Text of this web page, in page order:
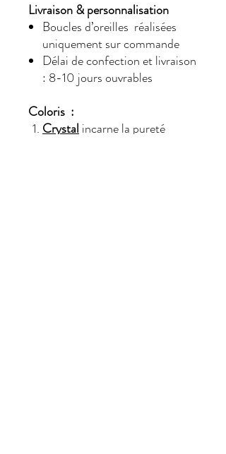
Livraison & personnalisation
Boucles d’oreilles réalisées
uniquement sur commande
Délai de confection et livraison
: 8-10 jours ouvrables
Coloris :
Crystal incarne la pureté